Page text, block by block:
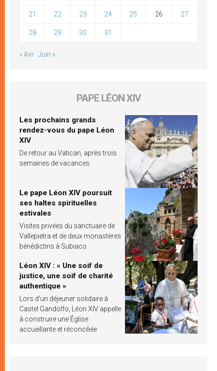
21 22 23 24 25 26 27
28 29 30 31
« Avr Juin »
PAPE LÉON XIV
Les prochains grands
rendez-vous du pape Léon
XIV
De retour au Vatican, après trois
semaines de vacances
Le pape Léon XIV poursuit
ses haltes spirituelles
estivales
Visites privées du sanctuaire de
Vallepietra et de deux monastères
bénédictins à Subiaco
Léon XIV : « Une soif de
justice, une soif de charité
authentique »
Lors d’un déjeuner solidaire à
Castel Gandolfo, Léon XIV appelle
à construire une Église
accueillante et réconciliée